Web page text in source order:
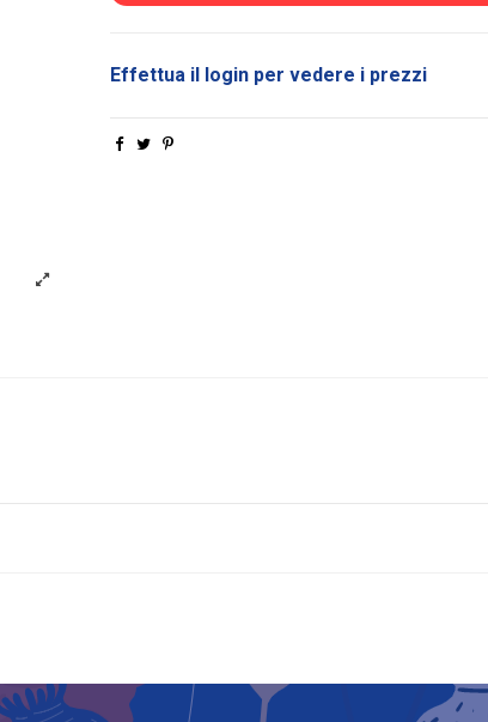
Effettua il login per vedere i prezzi
Battesimo
Compleanno